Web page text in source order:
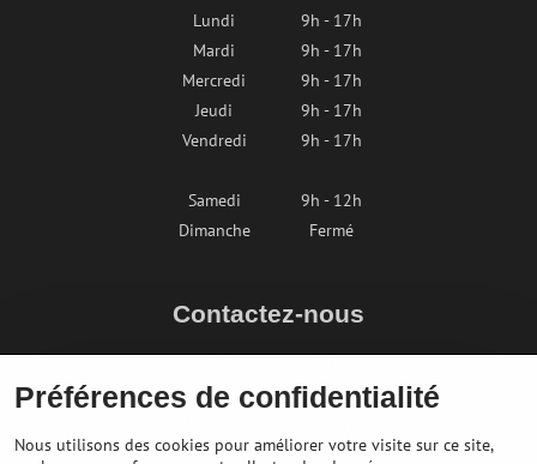
Lundi
9h - 17h
Mardi
9h - 17h
Mercredi
9h - 17h
Jeudi
9h - 17h
Vendredi
9h - 17h
Samedi
9h - 12h
Dimanche
Fermé
Contactez-nous
+436764858804
Préférences de confidentialité
Nous utilisons des cookies pour améliorer votre visite sur ce site,